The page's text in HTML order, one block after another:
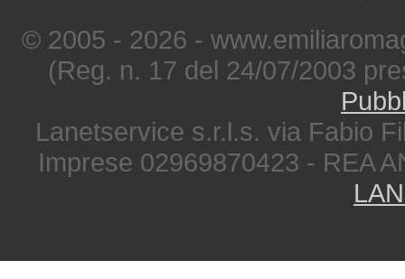
© 2005 - 2026 -
(Reg. n. 17 del 24/07/2003
Lanetservice s.r.l.s. via Fabio
Imprese 02969870423 - REA